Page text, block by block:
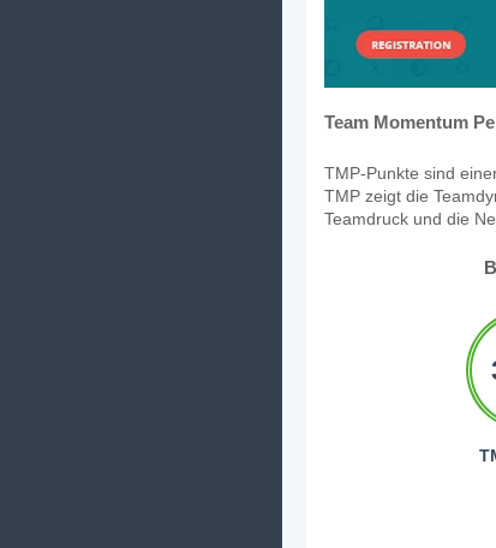
Team Momentum
TMP-Punkte sind
TMP zeigt die
Teamdruck und die